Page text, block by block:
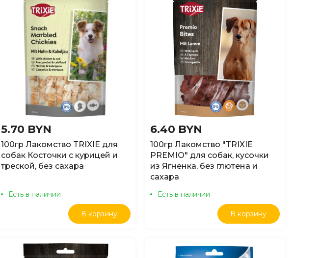
5.70 BYN
100гр Лакомство TRIXIE для
собак Косточки с курицей и
треской, без сахара
Есть в наличии
В корзину
6.40 BYN
100гр Лакомство "TRIXIE
PREMIO" для собак, кусочки
из Ягненка, без глютена и
сахара
Есть в наличии
В корзину